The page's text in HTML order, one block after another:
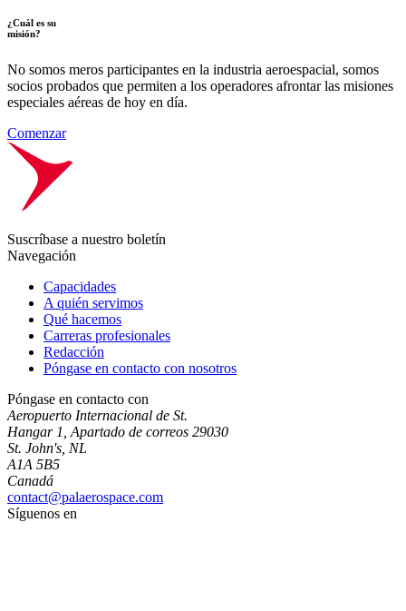
¿Cuál es su
misión?
No somos meros participantes en la industria aeroespacial, somos
socios probados que permiten a los operadores afrontar las misiones
especiales aéreas de hoy en día.
Comenzar
Suscríbase a nuestro boletín
Navegación
Capacidades
A quién servimos
Qué hacemos
Carreras profesionales
Redacción
Póngase en contacto con nosotros
Póngase en contacto con
Aeropuerto Internacional de St.
Hangar 1, Apartado de correos 29030
St. John's, NL
A1A 5B5
Canadá
contact@palaerospace.com
Síguenos en